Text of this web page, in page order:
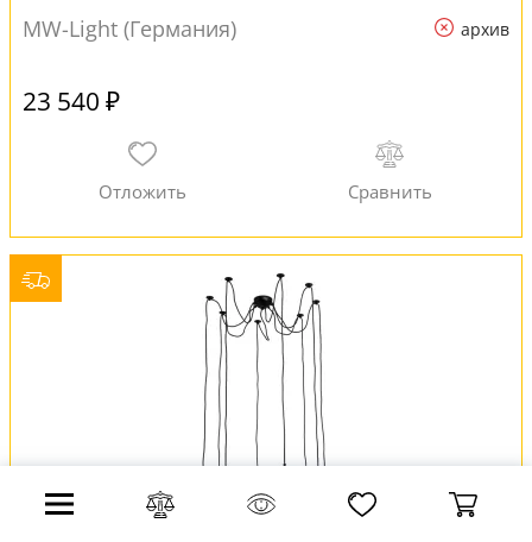
MW-Light (Германия)
архив
23 540 ₽